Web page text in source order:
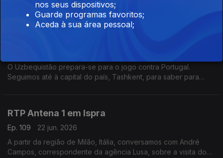
Francisco Guterres “Lu Olo”. Em Díli, a jornalista Marisa Serafim
fala sobre o funeral deste antigo presidente.
O Uzbequistão prepara-se para o jogo contra Portugal.
Seguimos até à capital do país, Tashkent, para saber para
RTP Antena 1 em Ispra
Ep. 109
22 jun. 2026
A partir da região de Milão, Itália, conversamos com André
Campos, correspondente da agência Lusa, sobre a visita do
nos seus dispositivos;
Guarde programas favoritos;
Aceda à sua área pessoal;